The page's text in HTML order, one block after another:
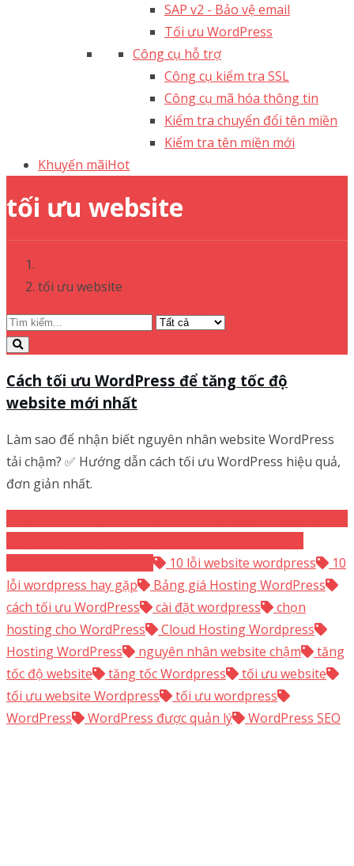
SAP v2 - Bảo vệ email​
Tối ưu WordPress
Công cụ hỗ trợ
Công cụ kiểm tra SSL
Công cụ mã hóa thông tin
Kiểm tra chuyển đổi tên miền
Kiểm tra tên miền mới
Khuyến mãiHot
tối ưu website
tối ưu website
Cách tối ưu WordPress để tăng tốc độ
website mới nhất
Làm sao để nhận biết nguyên nhân website WordPress
tải chậm? ✅ Hướng dẫn cách tối ưu WordPress hiệu quả,
đơn giản nhất.
10 lỗi website wordpress
10
lỗi wordpress hay gặp
Bảng giá Hosting WordPress
cách tối ưu WordPress
cài đặt wordpress
chọn
hosting cho WordPress
Cloud Hosting Wordpress
Hosting WordPress
nguyên nhân website chậm
tăng
tốc độ website
tăng tốc Wordpress
tối ưu website
tối ưu website Wordpress
tối ưu wordpress
WordPress
WordPress được quản lý WordPress SEO